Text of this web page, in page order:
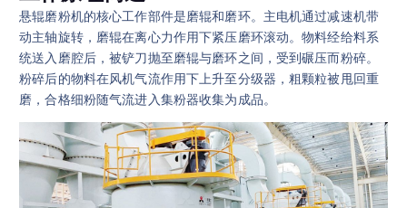
悬辊磨粉机的核心工作部件是磨辊和磨环。主电机通过减速机带
动主轴旋转，磨辊在离心力作用下紧压磨环滚动。物料经给料系
统送入磨腔后，被铲刀抛至磨辊与磨环之间，受到碾压而粉碎。
粉碎后的物料在风机气流作用下上升至分级器，粗颗粒被甩回重
磨，合格细粉随气流进入集粉器收集为成品。